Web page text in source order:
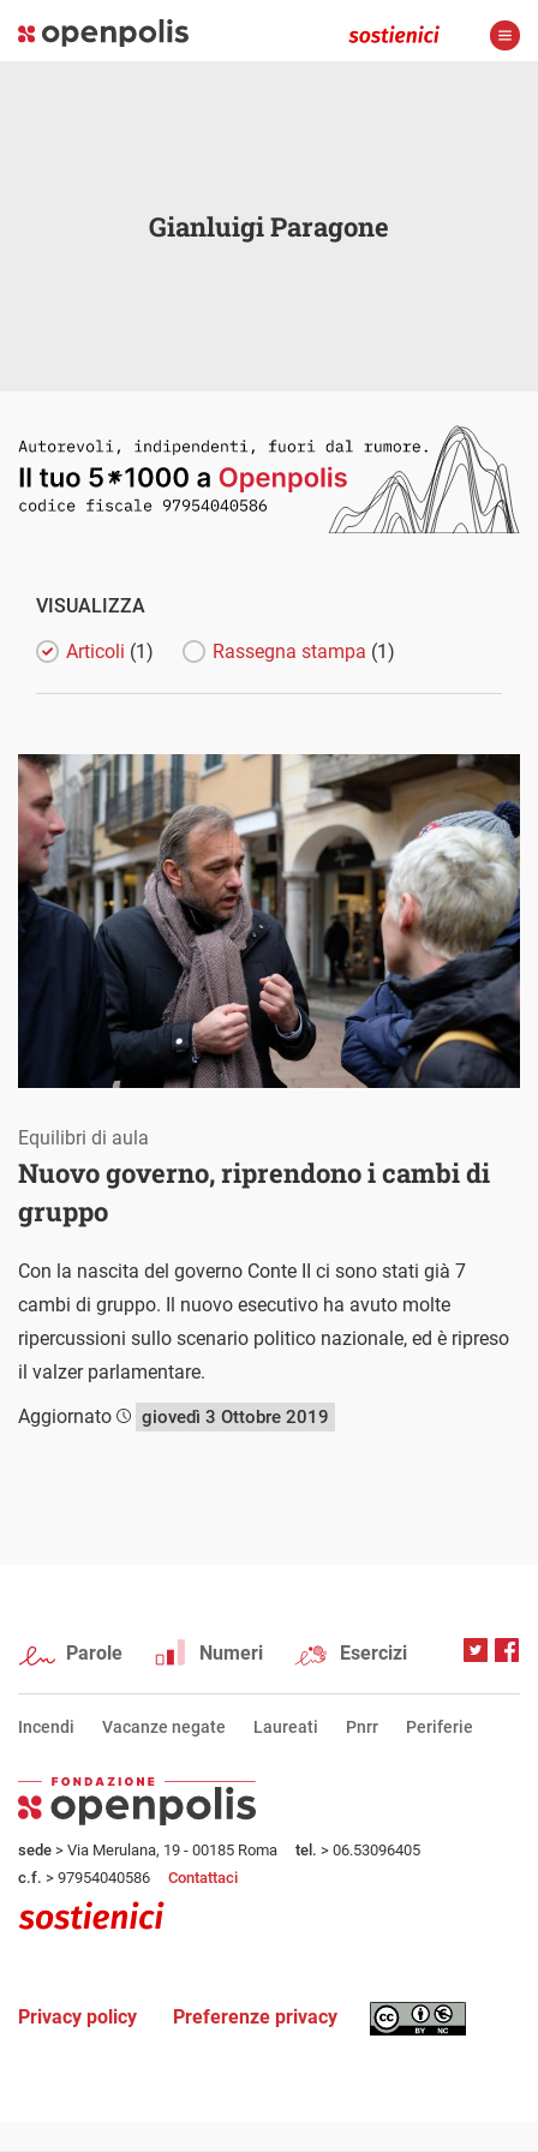
Gianluigi Paragone
VISUALIZZA
Articoli (1) Rassegna stampa (1)
Nuovo governo, riprendono i cambi di
gruppo
Equilibri di aula
Con la nascita del governo Conte II ci sono stati già 7
cambi di gruppo. Il nuovo esecutivo ha avuto molte
ripercussioni sullo scenario politico nazionale, ed è ripreso
il valzer parlamentare.
Aggiornato
giovedì 3 Ottobre 2019
Parole Numeri Esercizi
Incendi Vacanze negate Laureati Pnrr Periferie
sede > Via Merulana, 19 - 00185 Roma tel. > 06.53096405
c.f. > 97954040586 Contattaci
Privacy policy Preferenze privacy